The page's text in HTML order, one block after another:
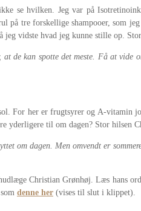
se hvilken. Jeg var på
på tre forskellige shampooer, som
vidste hvad jeg kunne stille op.
de kan spotte det meste. Få at vide
For her er frugtsyrer og A-vitamin
yderligere til om dagen? Stor hilsen
om dagen. Men omvendt er
Christian Grønhøj. Læs hans
som denne her (vises til slut i klippet).